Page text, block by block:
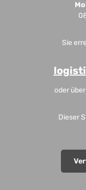
Sie
oder
Dieser